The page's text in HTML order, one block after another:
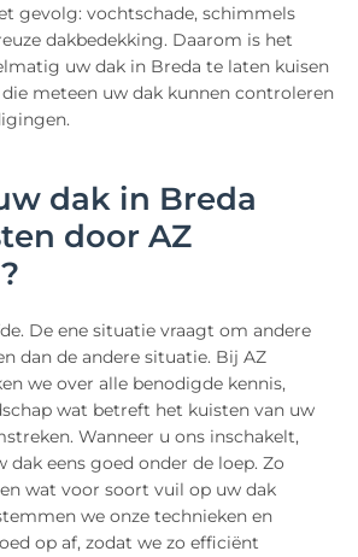
gevolg: vochtschade, schimmels
dakbedekking. Daarom is het
uw dak in Breda te laten kuisen
meteen uw dak kunnen controleren
dak in Breda
door AZ
De ene situatie vraagt om andere
dan de andere situatie. Bij AZ
we over alle benodigde kennis,
wat betreft het kuisten van uw
Wanneer u ons inschakelt,
dak eens goed onder de loep. Zo
wat voor soort vuil op uw dak
we onze technieken en
op af, zodat we zo efficiënt